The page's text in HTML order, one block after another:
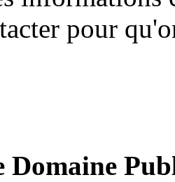
pour
Domaine